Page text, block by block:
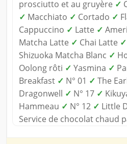
prosciutto et au gruyère ✓
✓ Macchiato ✓ Cortado ✓
Cappuccino ✓ Latte ✓
Matcha Latte ✓ Chai Latte ✓
Shizuoka Matcha Blanc ✓
Oolong rôti ✓ Yasmina ✓
Breakfast ✓ N° 01 ✓ The
Dragonwell ✓ N° 17 ✓
Hammeau ✓ N° 12 ✓ Little
Service de chocolat chaud